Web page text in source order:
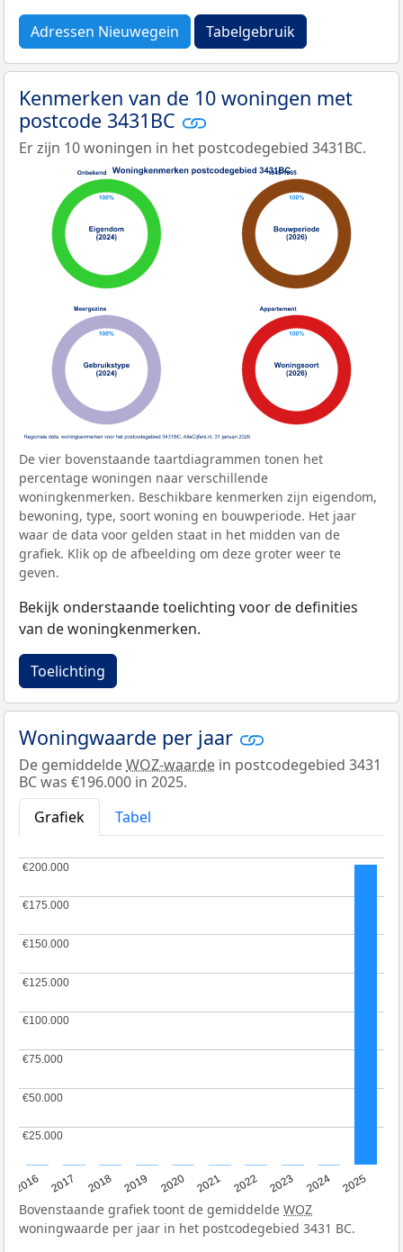
Adressen Nieuwegein Tabelgebruik
Kenmerken van de 10 woningen met
postcode 3431BC
Er zijn 10 woningen in het postcodegebied 3431BC.
De vier bovenstaande taartdiagrammen tonen het
percentage woningen naar verschillende
woningkenmerken. Beschikbare kenmerken zijn eigendom,
bewoning, type, soort woning en bouwperiode. Het jaar
waar de data voor gelden staat in het midden van de
grafiek. Klik op de afbeelding om deze groter weer te
geven.
Bekijk onderstaande toelichting voor de definities
van de woningkenmerken.
Toelichting
Woningwaarde per jaar
De gemiddeldeWOZ-waarde in postcodegebied 3431
BC was €196.000 in 2025.
Grafiek
Tabel
2016 2017 2018 2019 2020 2021 2022 2023 2024 2025
€25.000
€25.000
€50.000
€50.000
€75.000
€75.000
€100.000
€100.000
€125.000
€125.000
€150.000
€150.000
€175.000
€175.000
€200.000
€200.000
Bovenstaande grafiek toont de gemiddelde WOZ
woningwaarde per jaar in het postcodegebied 3431 BC.